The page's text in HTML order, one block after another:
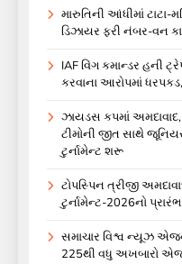
મારુતિની આંધીમાં ટાટા-
ડિઝાયર ફરી નંબર-વન
IAF વિંગ કમાન્ડર હની
કરવાના આરોપમાં
ઝાયડસ કપમાં
ટીમોની જીત સાથે
ટુર્નામેન્ટ શરૂ
ટોપસ્પિન ત્રીજી
ટુર્નામેન્ટ-2026નો
સમાચાર વિશ્વ ન્યૂઝ
225થી વધુ અખબારો